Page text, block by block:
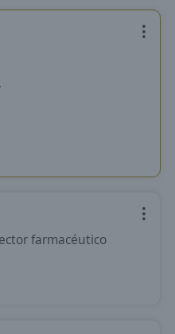
farmacéutico